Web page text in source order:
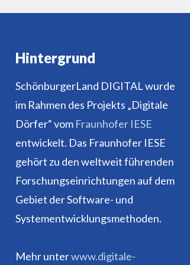
Hintergrund
SchönburgerLand DIGITAL wurde
im Rahmen des Projekts „Digitale
Dörfer“ vom Fraunhofer IESE
entwickelt. Das Fraunhofer IESE
gehört zu den weltweit führenden
Forschungseinrichtungen auf dem
Gebiet der Software- und
Systementwicklungsmethoden.
Mehr unterwww.digitale-